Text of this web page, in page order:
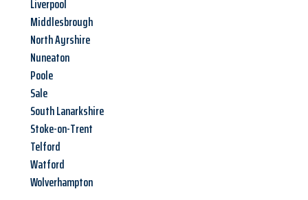
Liverpool
Middlesbrough
North Ayrshire
Nuneaton
Poole
Sale
South Lanarkshire
Stoke-on-Trent
Telford
Watford
Wolverhampton